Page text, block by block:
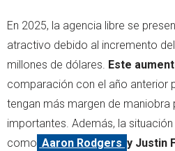
En 2025, la agencia libre se
atractivo debido al incremento
millones de dólares. Este
comparación con el año anterior
tengan más margen de
importantes. Además, la
como Aaron Rodgers y Justin